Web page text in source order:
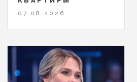
07.08.2026